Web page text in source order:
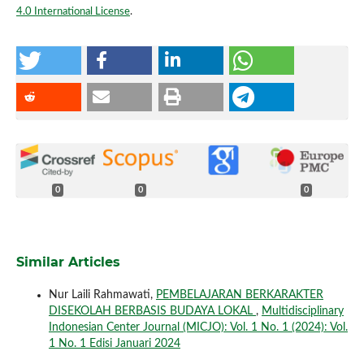
4.0 International License.
0 0 0
Similar Articles
Nur Laili Rahmawati, PEMBELAJARAN BERKARAKTER
DISEKOLAH BERBASIS BUDAYA LOKAL , Multidisciplinary
Indonesian Center Journal (MICJO): Vol. 1 No. 1 (2024): Vol.
1 No. 1 Edisi Januari 2024